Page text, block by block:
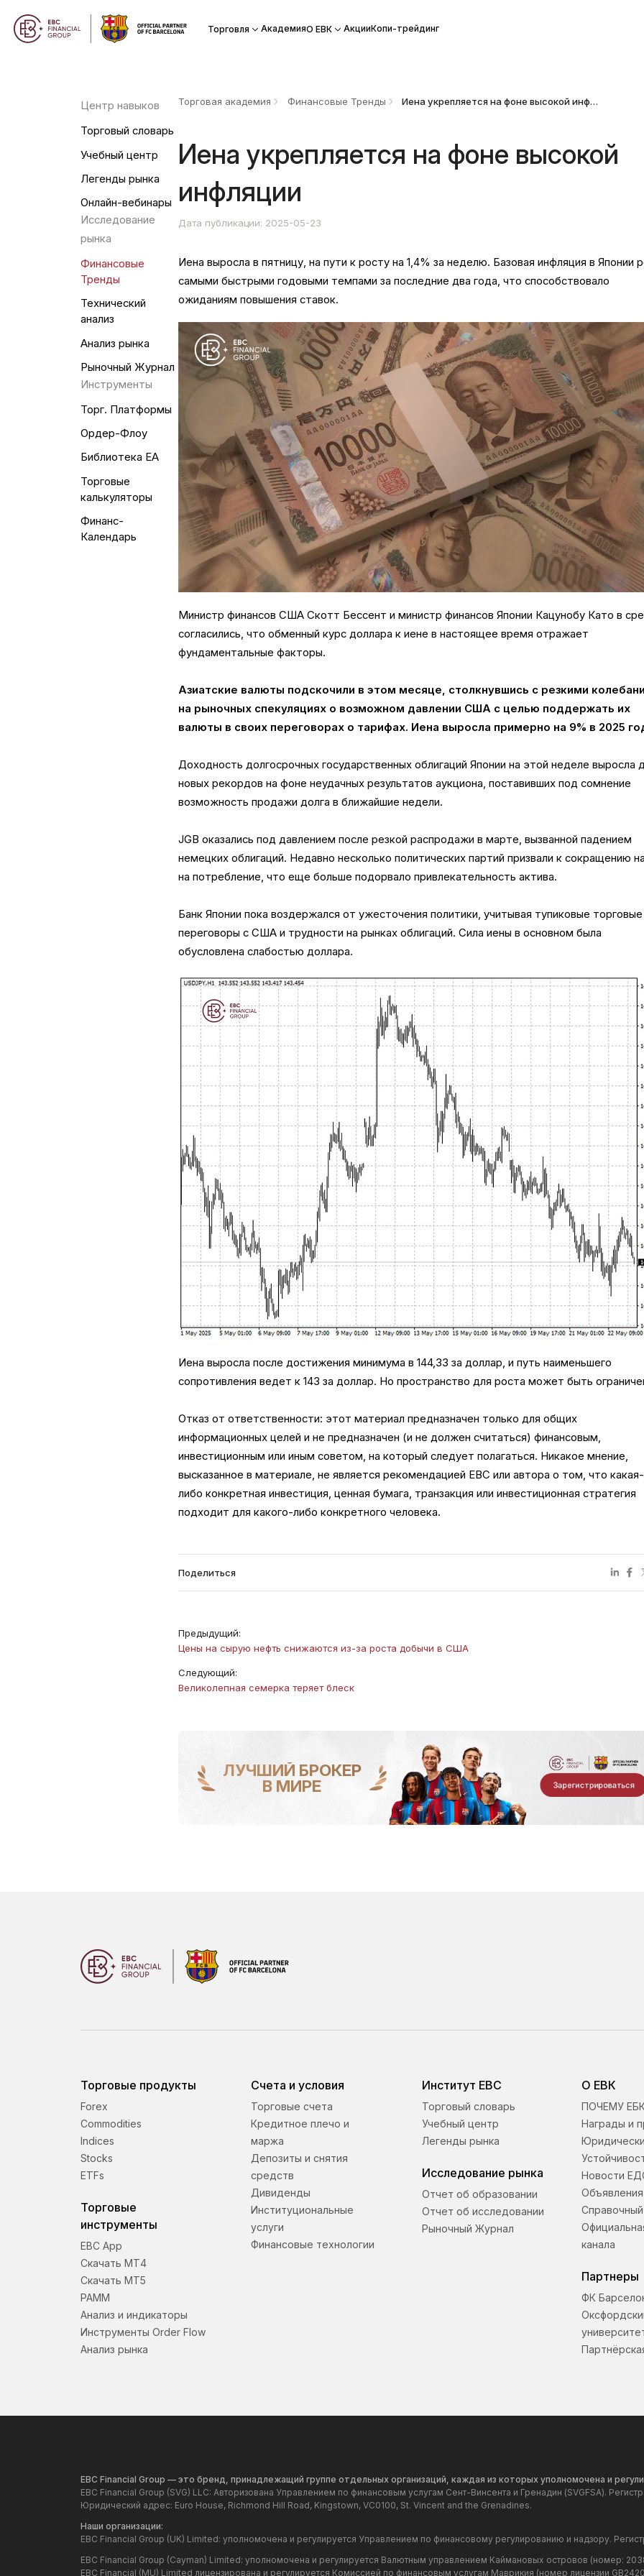
Торговля АкадемияО ЕВК АкцииКопи-трейдинг
Центр навыков
Торговый словарь
Учебный центр
Легенды рынка
Онлайн-вебинары
Исследование
рынка
Финансовые
Тренды
Технический
анализ
Анализ рынка
Рыночный Журнал
Инструменты
Торг. Платформы
Ордер-Флоу
Библиотека EA
Торговые
калькуляторы
Финанс-
Календарь
Торговая академия Финансовые Тренды Иена укрепляется на фоне высокой инфляции
Иена укрепляется на фоне высокой
инфляции
Дата публикации: 2025-05-23
Иена выросла в пятницу, на пути к росту на 1,4% за неделю. Базовая инфляция в Японии
самыми быстрыми годовыми темпами за последние два года, что способствовало
ожиданиям повышения ставок.
Министр финансов США Скотт Бессент и министр финансов Японии Кацунобу Като в
согласились, что обменный курс доллара к иене в настоящее время отражает
фундаментальные факторы.
Азиатские валюты подскочили в этом месяце, столкнувшись с резкими
на рыночных спекуляциях о возможном давлении США с целью поддержать их
валюты в своих переговорах о тарифах. Иена выросла примерно на 9% в 2025
Доходность долгосрочных государственных облигаций Японии на этой неделе выросла
новых рекордов на фоне неудачных результатов аукциона, поставивших под сомнение
возможность продажи долга в ближайшие недели.
JGB оказались под давлением после резкой распродажи в марте, вызванной падением
немецких облигаций. Недавно несколько политических партий призвали к сокращению
на потребление, что еще больше подорвало привлекательность актива.
Банк Японии пока воздержался от ужесточения политики, учитывая тупиковые торговые
переговоры с США и трудности на рынках облигаций. Сила иены в основном была
обусловлена слабостью доллара.
Иена выросла после достижения минимума в 144,33 за доллар, и путь наименьшего
сопротивления ведет к 143 за доллар. Но пространство для роста может быть
Отказ от ответственности: этот материал предназначен только для общих
информационных целей и не предназначен (и не должен считаться) финансовым,
инвестиционным или иным советом, на который следует полагаться. Никакое мнение,
высказанное в материале, не является рекомендацией EBC или автора о том, что какая-
либо конкретная инвестиция, ценная бумага, транзакция или инвестиционная стратегия
подходит для какого-либо конкретного человека.
Поделиться
Предыдущий:
Цены на сырую нефть снижаются из-за роста добычи в США
Следующий:
​Великолепная семерка теряет блеск
ЛУЧШИЙ БРОКЕР
В МИРЕ
Зарегистрироваться
Торговые продукты
Forex
Commodities
Indices
Stocks
ETFs
Торговые
инструменты
EBC App
Скачать МТ4
Скачать МТ5
PAMM
Анализ и индикаторы
Инструменты Order Flow
Анализ рынка
Счета и условия
Торговые счета
Кредитное плечо и
маржа
Депозиты и снятия
средств
Дивиденды
Институциональные
услуги
Финансовые технологии
Институт ЕВС
Торговый словарь
Учебный центр
Легенды рынка
Исследование рынка
Отчет об образовании
Отчет об исследовании
Рыночный Журнал
О ЕВК
ПОЧЕМУ ЕБК
Награды и
Новости
Объявления
канала
Партнеры
ФК
EBC Financial Group — это бренд, принадлежащий группе отдельных организаций, каждая из которых уполномочена и
EBC Financial Group (SVG) LLC: Авторизована Управлением по финансовым услугам Сент-Винсента и Гренадин (SVGFSA).
Юридический адрес: Euro House, Richmond Hill Road, Kingstown, VC0100, St. Vincent and the Grenadines.
Наши организации:
EBC Financial Group (UK) Limited: уполномочена и регулируется Управлением по финансовому регулированию и надзору.
EBC Financial Group (Cayman) Limited: уполномочена и регулируется Валютным управлением Каймановых островов (номер:
EBC Financial (MU) Limited лицензирована и регулируется Комиссией по финансовым услугам Маврикия (номер лицензии